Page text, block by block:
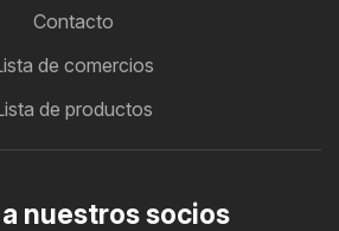
Contacto
de comercios
de productos
nuestros socios